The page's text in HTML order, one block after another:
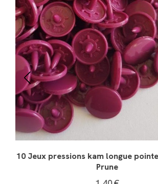
pressions kam longue pointe T5 - B32